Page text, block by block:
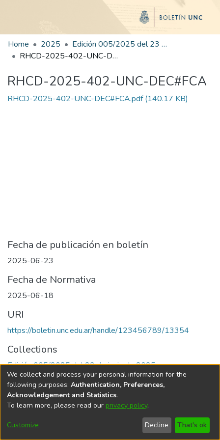
Home 2025
Edición 005/2025 del 23 de junio de 2025
RHCD-2025-402-UNC-DEC#FCA
RHCD-2025-402-UNC-DEC#FCA
RHCD-2025-402-UNC-DEC#FCA.pdf(140.17 KB)
Fecha de publicación en boletín
2025-06-23
Fecha de Normativa
2025-06-18
URI
https://boletin.unc.edu.ar/handle/123456789/13354
Collections
Edición 005/2025 del 23 de junio de 2025
Universidad Nacional de Córdoba
We collect and process your personal information for the
following purposes: Authentication, Preferences,
Acknowledgement and Statistics.
To learn more, please read our privacy policy.
Customize Decline That's ok